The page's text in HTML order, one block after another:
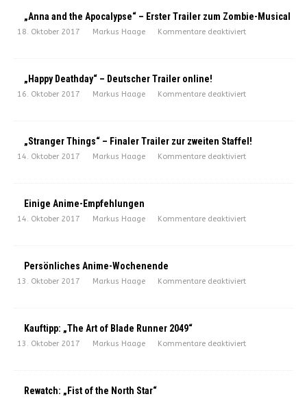
„Anna and the Apocalypse“ – Erster Trailer zum Zombie-Musical
18. Oktober 2017 Markus Haage Kommentare deaktiviert
„Happy Deathday“ – Deutscher Trailer online!
16. Oktober 2017 Markus Haage Kommentare deaktiviert
„Stranger Things“ – Finaler Trailer zur zweiten Staffel!
14. Oktober 2017 Markus Haage Kommentare deaktiviert
Einige Anime-Empfehlungen
14. Oktober 2017 Markus Haage Kommentare deaktiviert
Persönliches Anime-Wochenende
13. Oktober 2017 Markus Haage Kommentare deaktiviert
Kauftipp: „The Art of Blade Runner 2049“
13. Oktober 2017 Markus Haage Kommentare deaktiviert
Rewatch: „Fist of the North Star“